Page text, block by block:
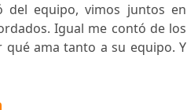
del equipo, vimos juntos en
Igual me contó de los
ama tanto a su equipo. Y